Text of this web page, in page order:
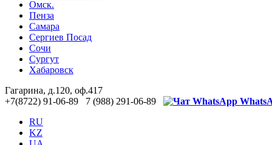
Омск.
Пенза
Самара
Сергиев Посад
Сочи
Сургут
Хабаровск
Гагарина, д.120, оф.417
+7(8722) 91-06-89 7 (988) 291-06-89
RU
KZ